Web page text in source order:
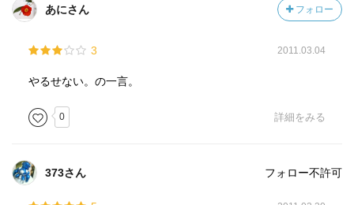
あにさん フォロー
3 2011.03.04
やるせない。の一言。
0 詳細をみる
373さん フォロー不許可